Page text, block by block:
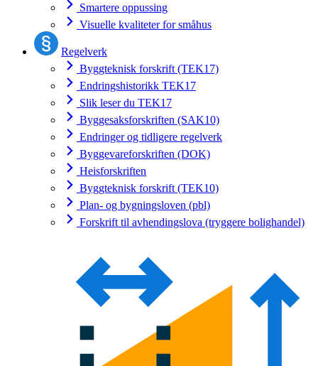
Smartere oppussing
Visuelle kvaliteter for småhus
Regelverk
Byggteknisk forskrift (TEK17)
Endringshistorikk TEK17
Slik leser du TEK17
Byggesaksforskriften (SAK10)
Endringer og tidligere regelverk
Byggevareforskriften (DOK)
Heisforskriften
Byggteknisk forskrift (TEK10)
Plan- og bygningsloven (pbl)
Forskrift til avhendingslova (tryggere bolighandel)